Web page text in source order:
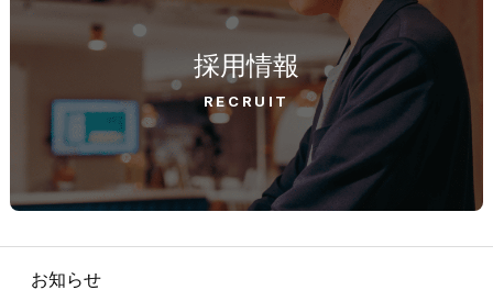
採用情報
RECRUIT
お知らせ